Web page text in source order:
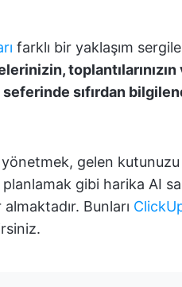
farklı bir yaklaşım
toplantılarınızın
sıfırdan
gelen kutunuzu
gibi harika AI
Bunları